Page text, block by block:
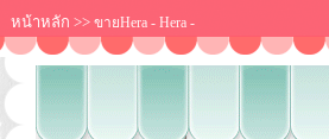
หน้าหลัก >> ขายHera - Hera -